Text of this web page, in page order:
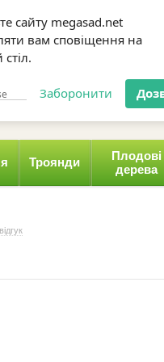
сайту megasad.net
вам сповіщення на
Заборонити
Контакти Відгуки Даруємо
067
Троянди
Плодові
дерева